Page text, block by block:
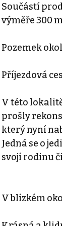
Součástí
výměře 300
Pozemek
Příjezdová
V této
prošly
který nyní
Jedná se o
svojí rodinu
V blízkém